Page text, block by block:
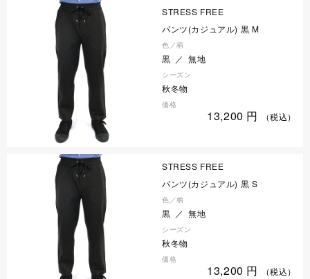
STRESS FREE
パンツ(カジュアル) 黒 M
色／柄
黒 ／ 無地
シーズン
秋冬物
価格
13,200 円 （税込）
STRESS FREE
パンツ(カジュアル) 黒 S
色／柄
黒 ／ 無地
シーズン
秋冬物
価格
13,200 円 （税込）